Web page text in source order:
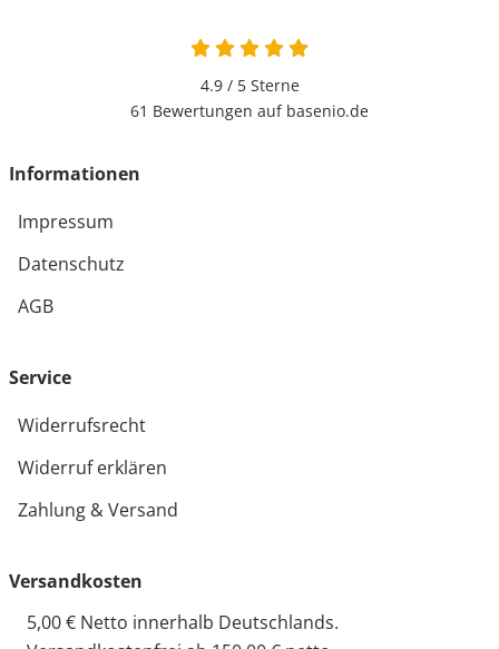
4.9 von 5
4.9 / 5Sterne
61 Bewertungen auf basenio.de
Informationen
Impressum
Datenschutz
AGB
Service
Widerrufsrecht
Widerruf erklären
Zahlung & Versand
Versandkosten
5,00 € Netto innerhalb Deutschlands.